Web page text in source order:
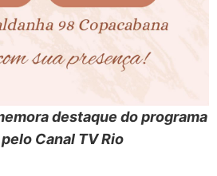
destaque do programa
Canal TV Rio